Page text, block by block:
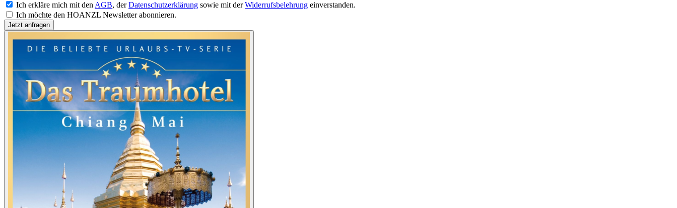
Ich erkläre mich mit den AGB, derDatenschutzerklärung sowie mit derWiderrufsbelehrung einverstanden.
Ich möchte den HOANZL Newsletter abonnieren.